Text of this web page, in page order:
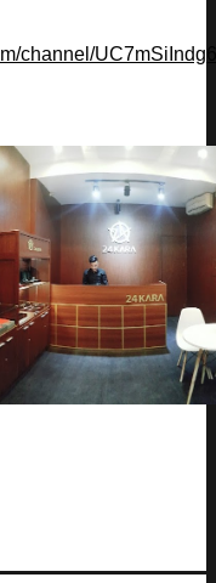
channel/